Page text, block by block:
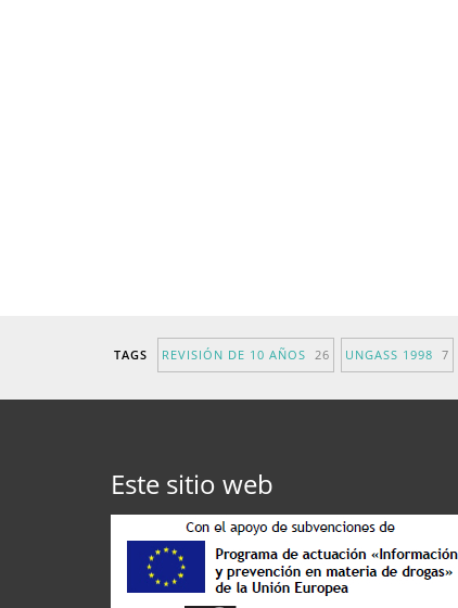
TAGS REVISIÓN DE 10 AÑOS 26 UNGASS 1998 7
Este sitio web